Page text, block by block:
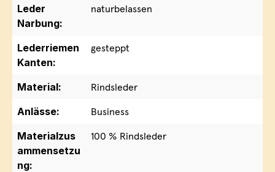
Leder
Narbung:
naturbelassen
Lederriemen
Kanten:
gesteppt
Material:
Rindsleder
Anlässe:
Business
Materialzus
ammensetzu
ng:
100 % Rindsleder